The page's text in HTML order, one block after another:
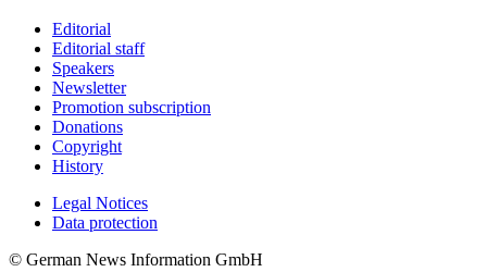
Editorial
Editorial staff
Speakers
Newsletter
Promotion subscription
Donations
Copyright
History
Legal Notices
Data protec­tion
© German News Information GmbH